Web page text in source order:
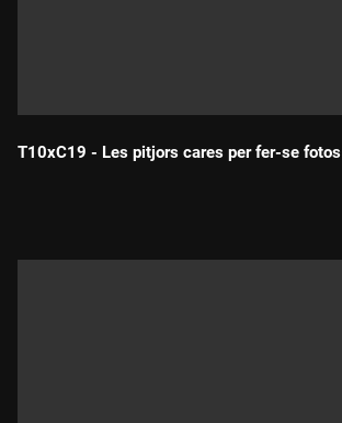
T10xC19 - Les pitjors cares per fer-se fotos